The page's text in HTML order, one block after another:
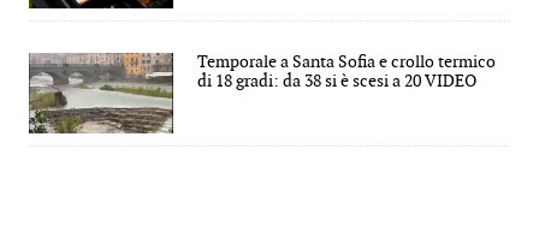
Temporale a Santa Sofia e crollo termico
di 18 gradi: da 38 si è scesi a 20 VIDEO